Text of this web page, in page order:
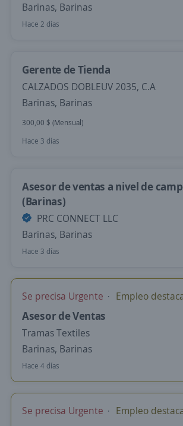
Barinas, Barinas
Hace 2 días
Gerente de Tienda
CALZADOS DOBLEUV 2035, C.A
Barinas, Barinas
300,00 $ (Mensual)
Hace 3 días
Asesor de ventas a nivel de
(Barinas)
PRC CONNECT LLC
Barinas, Barinas
Hace 3 días
Se precisa Urgente Empleo
Asesor de Ventas
Tramas Textiles
Barinas, Barinas
Hace 4 días
Se precisa Urgente Empleo